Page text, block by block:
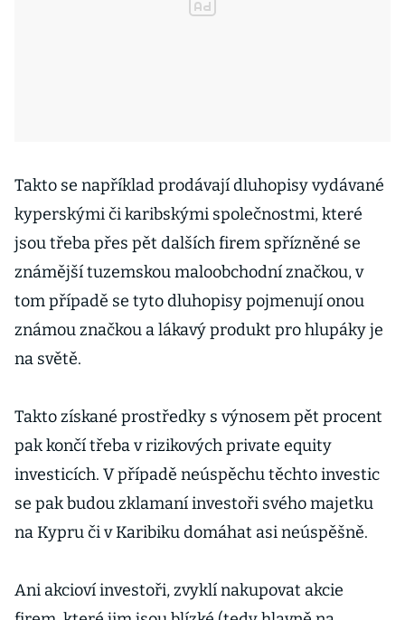
Takto se například prodávají dluhopisy vydávané
kyperskými či karibskými společnostmi, které
jsou třeba přes pět dalších firem spřízněné se
známější tuzemskou maloobchodní značkou, v
tom případě se tyto dluhopisy pojmenují onou
známou značkou a lákavý produkt pro hlupáky je
na světě.
Takto získané prostředky s výnosem pět procent
pak končí třeba v rizikových private equity
investicích. V případě neúspěchu těchto investic
se pak budou zklamaní investoři svého majetku
na Kypru či v Karibiku domáhat asi neúspěšně.
Ani akcioví investoři, zvyklí nakupovat akcie